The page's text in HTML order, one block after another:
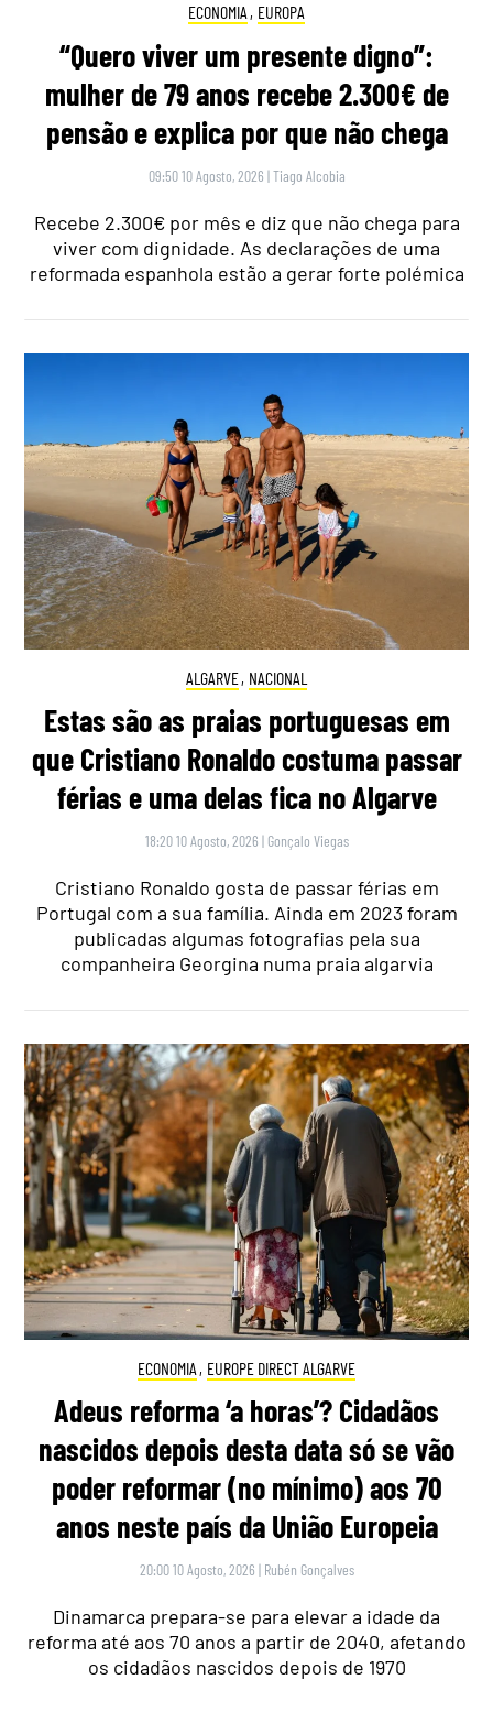
ECONOMIA , EUROPA
“Quero viver um presente digno”:
mulher de 79 anos recebe 2.300€ de
pensão e explica por que não chega
09:50 10 Agosto, 2026 |Tiago Alcobia
Recebe 2.300€ por mês e diz que não chega para
viver com dignidade. As declarações de uma
reformada espanhola estão a gerar forte polémica
ALGARVE, NACIONAL
Estas são as praias portuguesas em
que Cristiano Ronaldo costuma passar
férias e uma delas fica no Algarve
18:20 10 Agosto, 2026 | Gonçalo Viegas
Cristiano Ronaldo gosta de passar férias em
Portugal com a sua família. Ainda em 2023 foram
publicadas algumas fotografias pela sua
companheira Georgina numa praia algarvia
ECONOMIA , EUROPE DIRECT ALGARVE
Adeus reforma ‘a horas’? Cidadãos
nascidos depois desta data só se vão
poder reformar (no mínimo) aos 70
anos neste país da União Europeia
20:00 10 Agosto, 2026 | Rubén Gonçalves
Dinamarca prepara-se para elevar a idade da
reforma até aos 70 anos a partir de 2040, afetando
os cidadãos nascidos depois de 1970